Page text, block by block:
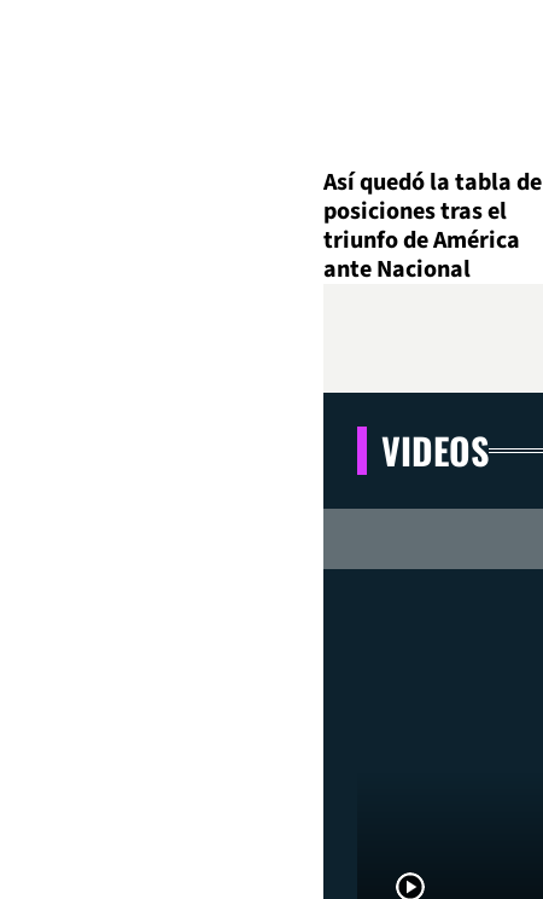
Así quedó la tabla de
posiciones tras el
triunfo de América
ante Nacional
VIDEOS